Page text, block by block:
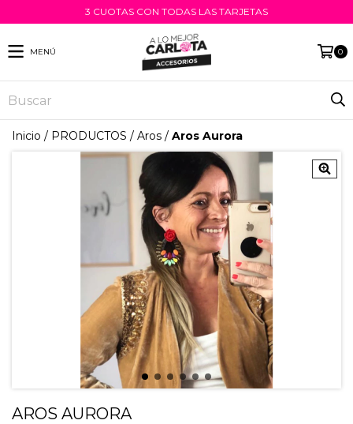
3 CUOTAS CON TODAS LAS TARJETAS
MENÚ 0
Inicio / PRODUCTOS / Aros / Aros Aurora
AROS AURORA